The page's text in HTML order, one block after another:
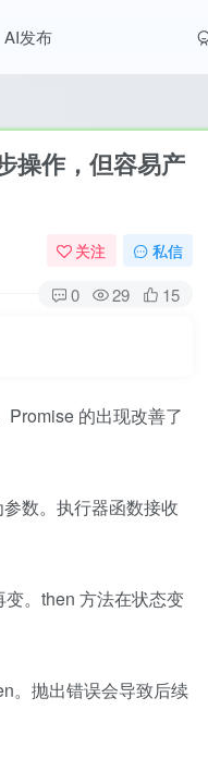
AI发布
操作，但容易产
关注 私信
0 29 15
的出现改善了
数。执行器函数接收
。then 方法在状态变
。抛出错误会导致后续